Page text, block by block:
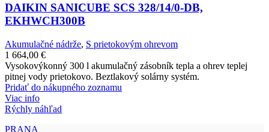
DAIKIN SANICUBE SCS 328/14/0-DB,
EKHWCH300B
Akumulačné nádrže, S prietokovým ohrevom
1 664,00 €
Vysokovýkonný 300 l akumulačný zásobník tepla a ohrev teplej
pitnej vody prietokovo. Beztlakový solárny systém.
Pridať do nákupného zoznamu
Viac info
Rýchly náhľad
PRANA